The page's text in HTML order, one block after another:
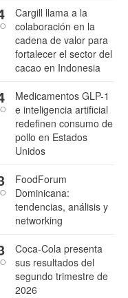
Cargill llama a la
colaboración en la
cadena de valor para
fortalecer el sector del
cacao en Indonesia
Medicamentos GLP-1
e inteligencia artificial
redefinen consumo de
pollo en Estados
Unidos
FoodForum
Dominicana:
tendencias, análisis y
networking
Coca-Cola presenta
sus resultados del
segundo trimestre de
2026